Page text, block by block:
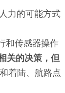
力的可能方式
和传感器操作
关的决策，但
着陆、航路点